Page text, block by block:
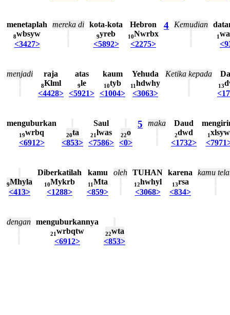
menetaplah
8wbsyw
<3427>
mereka di kota-kota
9yreb
<5892>
Hebron
10Nwrbx
<2275>
4 Kemudian
1
menjadi raja
8Klml
<4428>
atas
9le
<5921>
kaum
10tyb
<1004>
Yehuda
11hdwhy
<3063>
Ketika kepada
13
menguburkan
19wrbq
<6912>
20ta
<853>
Saul
21lwas
<7586>
22o
<0>
5 maka Daud
2dwd
<1732>
1xlsyw
9Mhyla
<413>
Diberkatilah
10Mykrb
<1288>
kamu
11Mta
<859>
oleh TUHAN
12hwhyl
<3068>
karena
13rsa
<834>
kamu
dengan menguburkannya
21wrbqtw
<6912>
22wta
<853>